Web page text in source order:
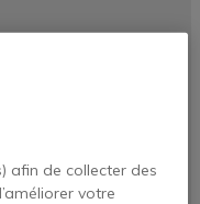
afin de collecter des
votre